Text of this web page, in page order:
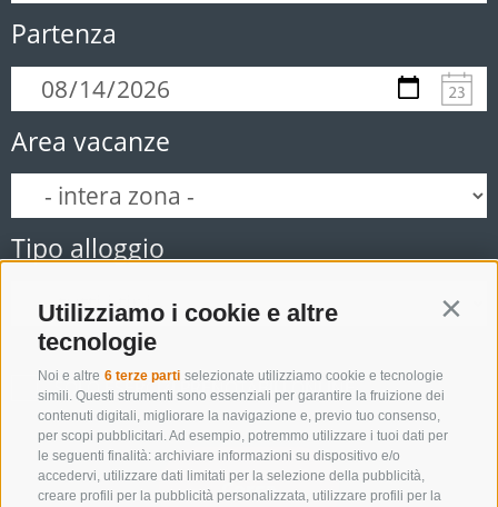
Utilizziamo i cookie e altre
tecnologie
Noi e altre 6 terze parti selezionate utilizziamo cookie e tecnologie
simili. Questi strumenti sono essenziali per garantire la fruizione dei
contenuti digitali, migliorare la navigazione e, previo tuo consenso,
per scopi pubblicitari. Ad esempio, potremmo utilizzare i tuoi dati per
le seguenti finalità: archiviare informazioni su dispositivo e/o
accedervi, utilizzare dati limitati per la selezione della pubblicità,
creare profili per la pubblicità personalizzata, utilizzare profili per la
Partenza
Area vacanze
Tipo alloggio
SOLO ESERCIZI PRENOTABILI ONLINE
Cerca